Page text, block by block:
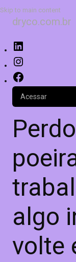
Skip to main content
dryco.com.br
Acessar
algo
volte